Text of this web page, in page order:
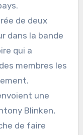
de deux
dans la bande
qui a
membres les
une
Blinken,
de faire